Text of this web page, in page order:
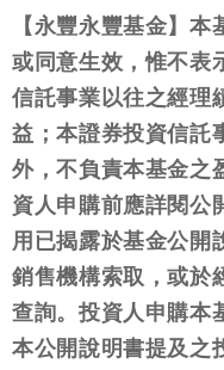
【永豐永豐基金】
或同意生效，惟不表
信託事業以往之經理
益；本證券投資信託
外，不負責本基金之
資人申購前應詳閱公
用已揭露於基金公開
銷售機構索取，或於
查詢。投資人申購本
本公開說明書提及之